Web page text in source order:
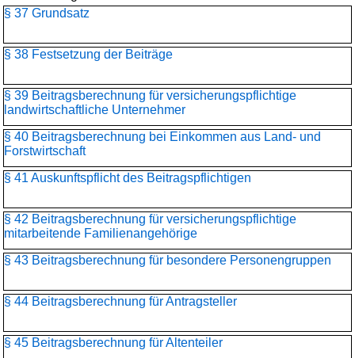
§ 37 Grundsatz
§ 38 Festsetzung der Beiträge
§ 39 Beitragsberechnung für versicherungspflichtige
landwirtschaftliche Unternehmer
§ 40 Beitragsberechnung bei Einkommen aus Land- und
Forstwirtschaft
§ 41 Auskunftspflicht des Beitragspflichtigen
§ 42 Beitragsberechnung für versicherungspflichtige
mitarbeitende Familienangehörige
§ 43 Beitragsberechnung für besondere Personengruppen
§ 44 Beitragsberechnung für Antragsteller
§ 45 Beitragsberechnung für Altenteiler